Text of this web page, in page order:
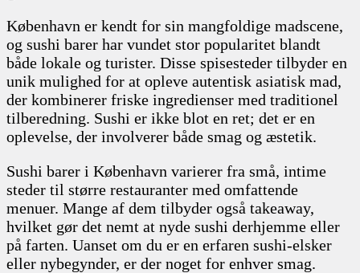
København er kendt for sin mangfoldige madscene,
og sushi barer har vundet stor popularitet blandt
både lokale og turister. Disse spisesteder tilbyder en
unik mulighed for at opleve autentisk asiatisk mad,
der kombinerer friske ingredienser med traditionel
tilberedning. Sushi er ikke blot en ret; det er en
oplevelse, der involverer både smag og æstetik.
Sushi barer i København varierer fra små, intime
steder til større restauranter med omfattende
menuer. Mange af dem tilbyder også takeaway,
hvilket gør det nemt at nyde sushi derhjemme eller
på farten. Uanset om du er en erfaren sushi-elsker
eller nybegynder, er der noget for enhver smag.